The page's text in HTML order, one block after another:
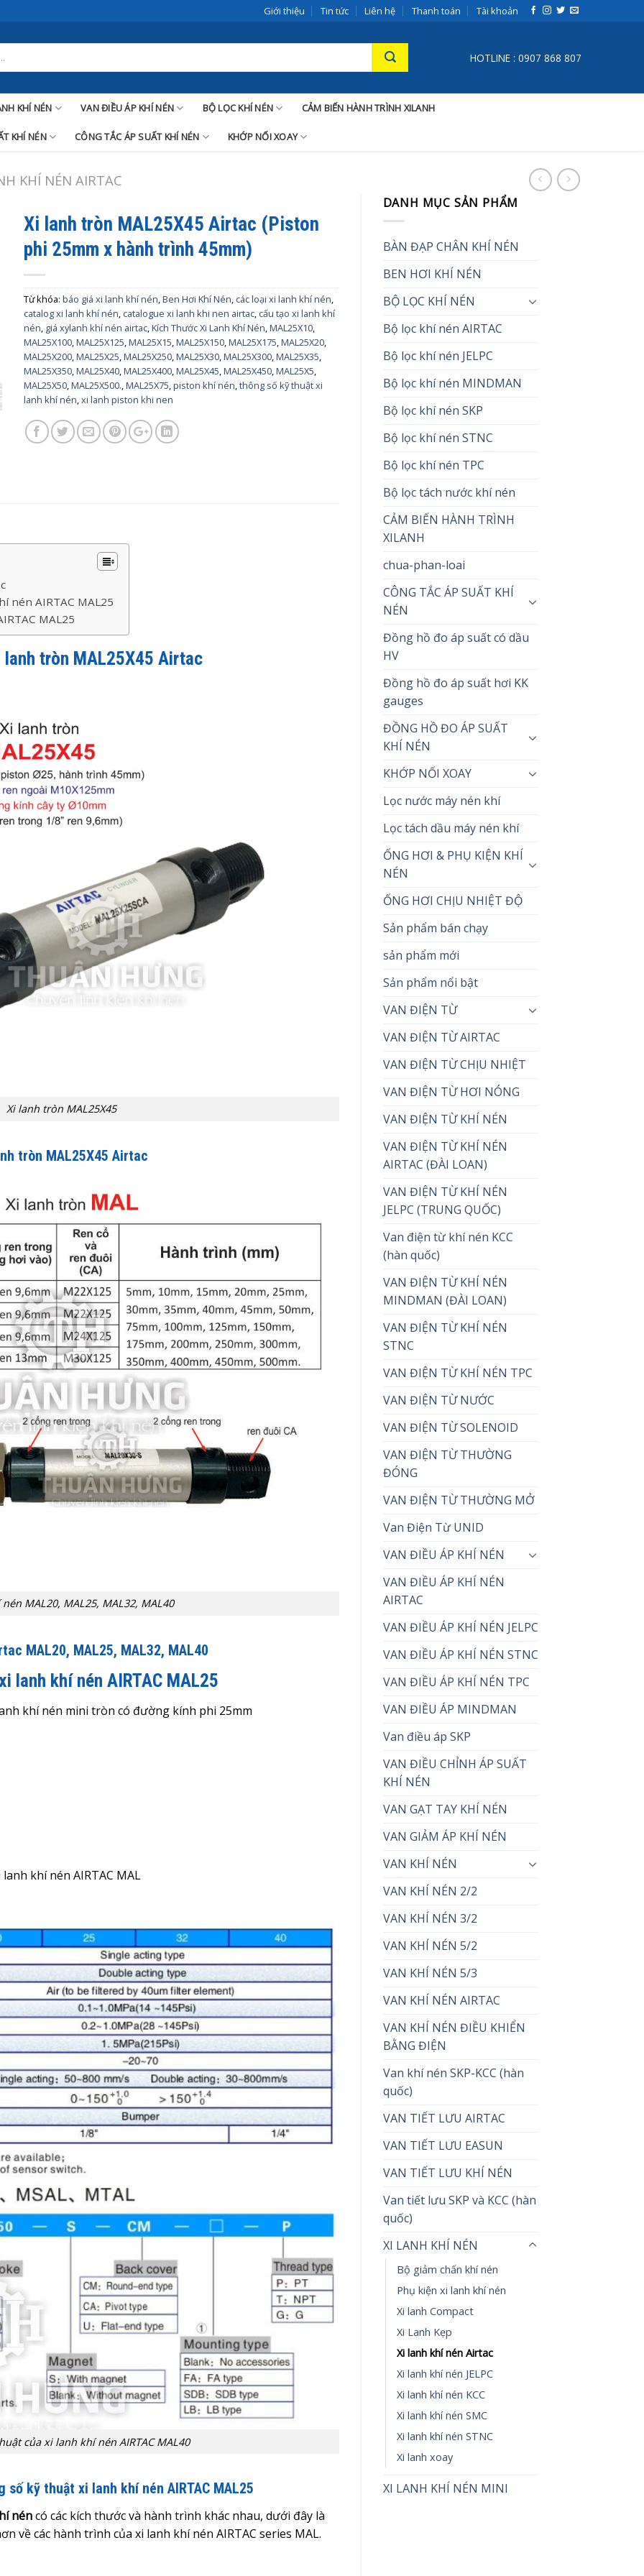
Giới thiệu Tin tức Liên hệ Thanh toán Tài khoản
HOTLINE : 0907 868 807
KHÍ NÉN VAN ĐIỀU ÁP KHÍ NÉN BỘ LỌC KHÍ NÉN CẢM BIẾN HÀNH TRÌNH XILANH
KHÍ NÉN CÔNG TẮC ÁP SUẤT KHÍ NÉN KHỚP NỐI XOAY
KHÍ NÉN AIRTAC
Xi lanh tròn MAL25X45 Airtac (Piston
phi 25mm x hành trình 45mm)
Từ khóa:báo giá xi lanh khí nén,Ben Hơi Khí Nén, các loại xi lanh khí nén,
catalog xi lanh khí nén, catalogue xi lanh khi nen airtac, cấu tạo xi lanh khí
nén, giá xylanh khí nén airtac,Kích Thước Xi Lanh Khí Nén,MAL25X10,
MAL25X100,MAL25X125,MAL25X15,MAL25X150,MAL25X175,MAL25X20,
MAL25X200,MAL25X25,MAL25X250,MAL25X30,MAL25X300,MAL25X35,
MAL25X350,MAL25X40,MAL25X400,MAL25X45,MAL25X450,MAL25X5,
MAL25X50,MAL25X500.,MAL25X75,piston khí nén,thông số kỹ thuật xi
lanh khí nén,xi lanh piston khi nen
nén AIRTAC MAL25
MAL25
lanh tròn MAL25X45 Airtac
Xi lanh tròn MAL25X45
tròn MAL25X45 Airtac
MAL20, MAL25, MAL32, MAL40
MAL20, MAL25, MAL32, MAL40
lanh khí nén AIRTAC MAL25
khí nén mini tròn có đường kính phi 25mm
lanh khí nén AIRTAC MAL
của xi lanh khí nén AIRTAC MAL40
số kỹ thuật xi lanh khí nén AIRTAC MAL25
néncó các kích thước và hành trình khác nhau, dưới đây là
về các hành trình của xi lanh khí nén AIRTAC series MAL.
DANH MỤC SẢN PHẨM
BÀN ĐẠP CHÂN KHÍ NÉN
BEN HƠI KHÍ NÉN
BỘ LỌC KHÍ NÉN
Bộ lọc khí nén AIRTAC
Bộ lọc khí nén JELPC
Bộ lọc khí nén MINDMAN
Bộ lọc khí nén SKP
Bộ lọc khí nén STNC
Bộ lọc khí nén TPC
Bộ lọc tách nước khí nén
CẢM BIẾN HÀNH TRÌNH
XILANH
chua-phan-loai
CÔNG TẮC ÁP SUẤT KHÍ
NÉN
Đồng hồ đo áp suất có dầu
HV
Đồng hồ đo áp suất hơi KK
gauges
ĐỒNG HỒ ĐO ÁP SUẤT
KHÍ NÉN
KHỚP NỐI XOAY
Lọc nước máy nén khí
Lọc tách dầu máy nén khí
ỐNG HƠI & PHỤ KIỆN KHÍ
NÉN
ỐNG HƠI CHỊU NHIỆT ĐỘ
Sản phẩm bán chạy
sản phẩm mới
Sản phẩm nổi bật
VAN ĐIỆN TỪ
VAN ĐIỆN TỪ AIRTAC
VAN ĐIỆN TỪ CHỊU NHIỆT
VAN ĐIỆN TỪ HƠI NÓNG
VAN ĐIỆN TỪ KHÍ NÉN
VAN ĐIỆN TỪ KHÍ NÉN
AIRTAC (ĐÀI LOAN)
VAN ĐIỆN TỪ KHÍ NÉN
JELPC (TRUNG QUỐC)
Van điện từ khí nén KCC
(hàn quốc)
VAN ĐIỆN TỪ KHÍ NÉN
MINDMAN (ĐÀI LOAN)
VAN ĐIỆN TỪ KHÍ NÉN
STNC
VAN ĐIỆN TỪ KHÍ NÉN TPC
VAN ĐIỆN TỪ NƯỚC
VAN ĐIỆN TỪ SOLENOID
VAN ĐIỆN TỪ THƯỜNG
ĐÓNG
VAN ĐIỆN TỪ THƯỜNG MỞ
Van Điện Từ UNID
VAN ĐIỀU ÁP KHÍ NÉN
VAN ĐIỀU ÁP KHÍ NÉN
AIRTAC
VAN ĐIỀU ÁP KHÍ NÉN JELPC
VAN ĐIỀU ÁP KHÍ NÉN STNC
VAN ĐIỀU ÁP KHÍ NÉN TPC
VAN ĐIỀU ÁP MINDMAN
Van điều áp SKP
VAN ĐIỀU CHỈNH ÁP SUẤT
KHÍ NÉN
VAN GẠT TAY KHÍ NÉN
VAN GIẢM ÁP KHÍ NÉN
VAN KHÍ NÉN
VAN KHÍ NÉN 2/2
VAN KHÍ NÉN 3/2
VAN KHÍ NÉN 5/2
VAN KHÍ NÉN 5/3
VAN KHÍ NÉN AIRTAC
VAN KHÍ NÉN ĐIỀU KHIỂN
BẰNG ĐIỆN
Van khí nén SKP-KCC (hàn
quốc)
VAN TIẾT LƯU AIRTAC
VAN TIẾT LƯU EASUN
VAN TIẾT LƯU KHÍ NÉN
Van tiết lưu SKP và KCC (hàn
quốc)
XI LANH KHÍ NÉN
Bộ giảm chấn khí nén
Phụ kiện xi lanh khí nén
Xi lanh Compact
Xi Lanh Kẹp
Xi lanh khí nén Airtac
Xi lanh khí nén JELPC
Xi lanh khí nén KCC
Xi lanh khí nén SMC
Xi lanh khí nén STNC
Xi lanh xoay
XI LANH KHÍ NÉN MINI